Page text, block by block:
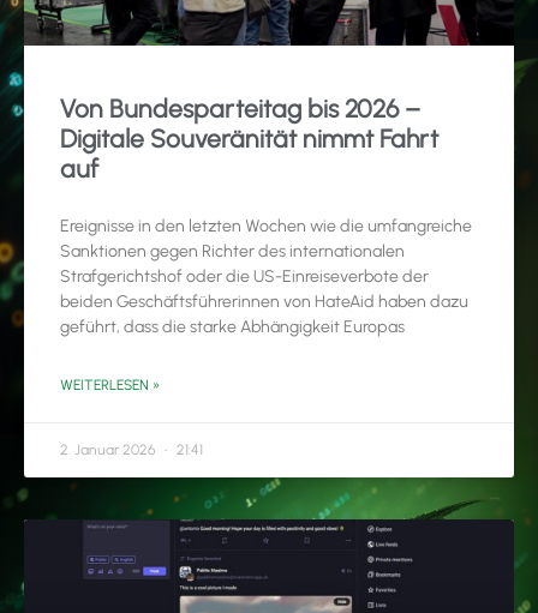
Von Bundesparteitag bis 2026 –
Digitale Souveränität nimmt Fahrt
auf
Ereignisse in den letzten Wochen wie die umfangreiche
Sanktionen gegen Richter des internationalen
Strafgerichtshof oder die US-Einreiseverbote der
beiden Geschäftsführerinnen von HateAid haben dazu
geführt, dass die starke Abhängigkeit Europas
WEITERLESEN »
2. Januar 2026 21:41